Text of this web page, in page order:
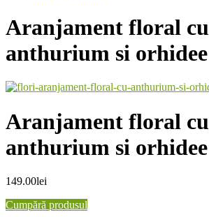
Aranjament floral cu
anthurium si orhidee
Aranjament floral cu
anthurium si orhidee
149.00lei
Cumpără produsul